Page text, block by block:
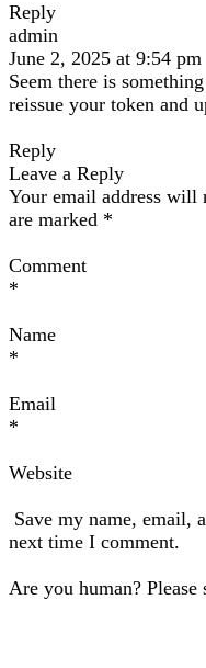
Reply
admin
June 2, 2025 at 9:54 pm
Seem there is
reissue your token and
Reply
Leave a Reply
Your email address will
are marked *
Comment
*
Name
*
Email
*
Website
Save my name, email,
next time I comment.
Are you human? Please